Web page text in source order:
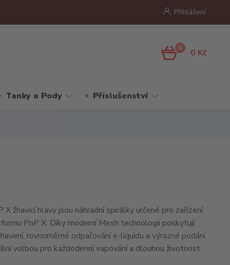
Přihlášení
0 0 Kč
Tanky a Pody Příslušenství
X žhavicí hlavy jsou náhradní spirálky určené pro zařízení
PnP X. Díky moderní Mesh technologii poskytují
rovnoměrné odpařování e-liquidu a výrazné podání
volbou pro každodenní vapování a dlouhou životnost.